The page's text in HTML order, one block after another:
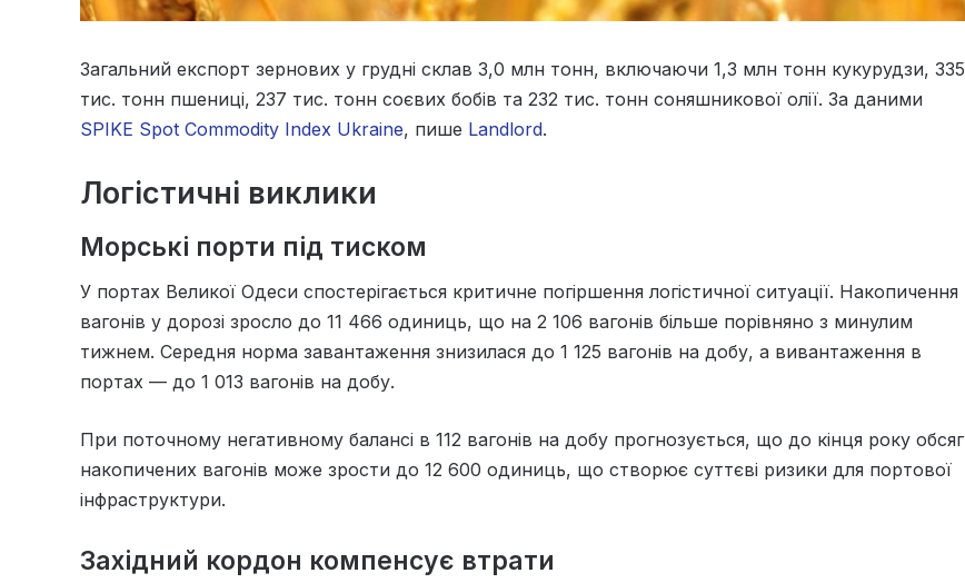
Загальний експорт зернових у грудні склав 3,0 млн тонн, включаючи 1,3 млн тонн кукурудзи, 335
тис. тонн пшениці, 237 тис. тонн соєвих бобів та 232 тис. тонн соняшникової олії. За даними
SPIKE Spot Commodity Index Ukraine, пише Landlord.
Логістичні виклики
Морські порти під тиском
У портах Великої Одеси спостерігається критичне погіршення логістичної ситуації. Накопичення
вагонів у дорозі зросло до 11 466 одиниць, що на 2 106 вагонів більше порівняно з минулим
тижнем. Середня норма завантаження знизилася до 1 125 вагонів на добу, а вивантаження в
портах — до 1 013 вагонів на добу.
При поточному негативному балансі в 112 вагонів на добу прогнозується, що до кінця року обсяг
накопичених вагонів може зрости до 12 600 одиниць, що створює суттєві ризики для портової
інфраструктури.
Західний кордон компенсує втрати